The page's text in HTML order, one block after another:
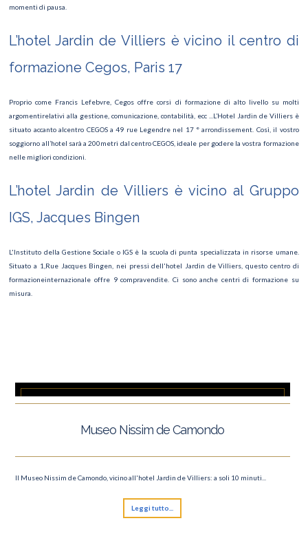
momenti di pausa.
L’hotel Jardin de Villiers è vicino il centro di
formazione Cegos, Paris 17
Proprio come Francis Lefebvre, Cegos offre corsi di formazione di alto livello su molti
argomentirelativi alla gestione, comunicazione, contabilità, ecc ...L’Hotel Jardin de Villiers è
situato accanto alcentro CEGOS a 49 rue Legendre nel 17 ° arrondissement. Così, il vostro
soggiorno all’hotel sarà a 200metri dal centro CEGOS, ideale per godere la vostra formazione
nelle migliori condizioni.
L’hotel Jardin de Villiers è vicino al Gruppo
IGS, Jacques Bingen
L'Instituto della Gestione Sociale o IGS è la scuola di punta specializzata in risorse umane.
Situato a 1,Rue Jacques Bingen, nei pressi dell'hotel Jardin de Villiers, questo centro di
formazioneinternazionale offre 9 compravendite. Ci sono anche centri di formazione su
misura.
Museo Nissim de Camondo
Il Museo Nissim de Camondo, vicino all'hotel Jardin de Villiers: a soli 10 minuti...
Leggi tutto...